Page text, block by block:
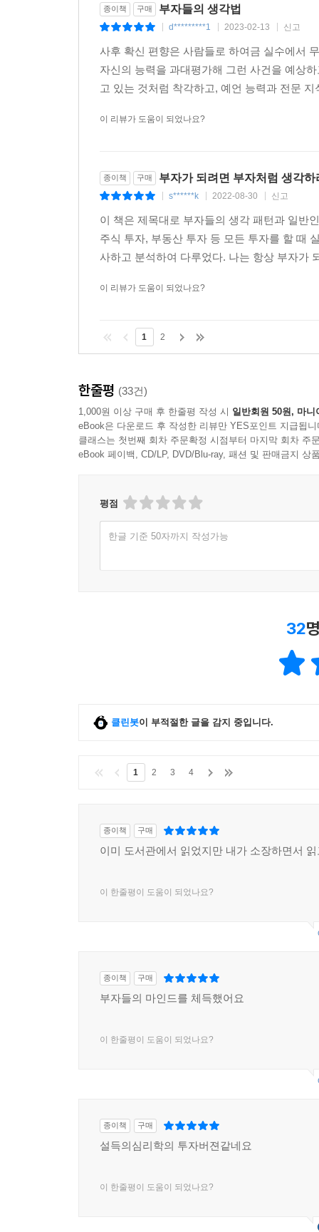
종이책 구매 부자들의 생각법
d*********1 2023-02-13 신고
사후 확신 편향은 사람들로 하여금 실수에서
자신의 능력을 과대평가해 그런 사건을 예상
고 있는 것처럼 착각하고, 예언 능력과 전문
이 리뷰가 도움이 되었나요?
종이책 구매 부자가 되려면 부자처럼 생각하
s******k 2022-08-30 신고
이 책은 제목대로 부자들의 생각 패턴과 일반
주식 투자, 부동산 투자 등 모든 투자를 할 때
사하고 분석하여 다루었다. 나는 항상 부자가
이 리뷰가 도움이 되었나요?
1 2
한줄평 (33건)
1,000원 이상 구매 후 한줄평 작성 시 일반회원 50원, 마니
eBook은 다운로드 후 작성한 리뷰만 YES포인트 지급됩니
클래스는 첫번째 회차 주문확정 시점부터 마지막 회차 주
eBook 페이백, CD/LP, DVD/Blu-ray, 패션 및 판매금지 상
평점
한글 기준 50자까지 작성가능
32
클린봇이 부적절한 글을 감지 중입니다.
1 2 3 4
종이책 구매
이미 도서관에서 읽었지만 내가 소장하면서
이 한줄평이 도움이 되었나요?
종이책 구매
부자들의 마인드를 체득했어요
이 한줄평이 도움이 되었나요?
종이책 구매
설득의심리학의 투자버젼같네요
이 한줄평이 도움이 되었나요?